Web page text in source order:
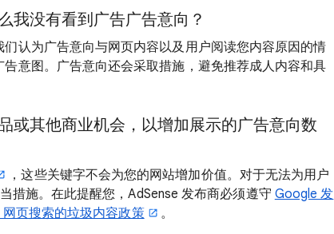
我没有看到广告广告意向？
认为广告意向与网页内容以及用户阅读您内容原因的情
意图。广告意向还会采取措施，避免推荐成人内容和具
或其他商业机会，以增加展示的广告意向数
，这些关键字不会为您的网站增加价值。对于无法为用户
措施。在此提醒您，AdSense 发布商必须遵守 Google 发
页搜索的垃圾内容政策 。